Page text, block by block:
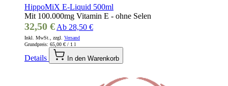
HippoMiX E-Liquid 500ml
Mit 100.000mg Vitamin E - ohne Selen
32,50 € Ab 28,50 €
Inkl. MwSt., zzgl. Versand
Grundpreis: 65,00 € / 1 l
Details In den Warenkorb